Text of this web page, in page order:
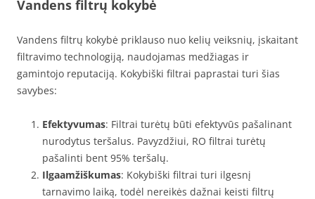
Vandens filtrų kokybė
Vandens filtrų kokybė priklauso nuo kelių veiksnių, įskaitant
filtravimo technologiją, naudojamas medžiagas ir
gamintojo reputaciją. Kokybiški filtrai paprastai turi šias
savybes:
Efektyvumas: Filtrai turėtų būti efektyvūs pašalinant
nurodytus teršalus. Pavyzdžiui, RO filtrai turėtų
pašalinti bent 95% teršalų.
Ilgaamžiškumas: Kokybiški filtrai turi ilgesnį
tarnavimo laiką, todėl nereikės dažnai keisti filtrų